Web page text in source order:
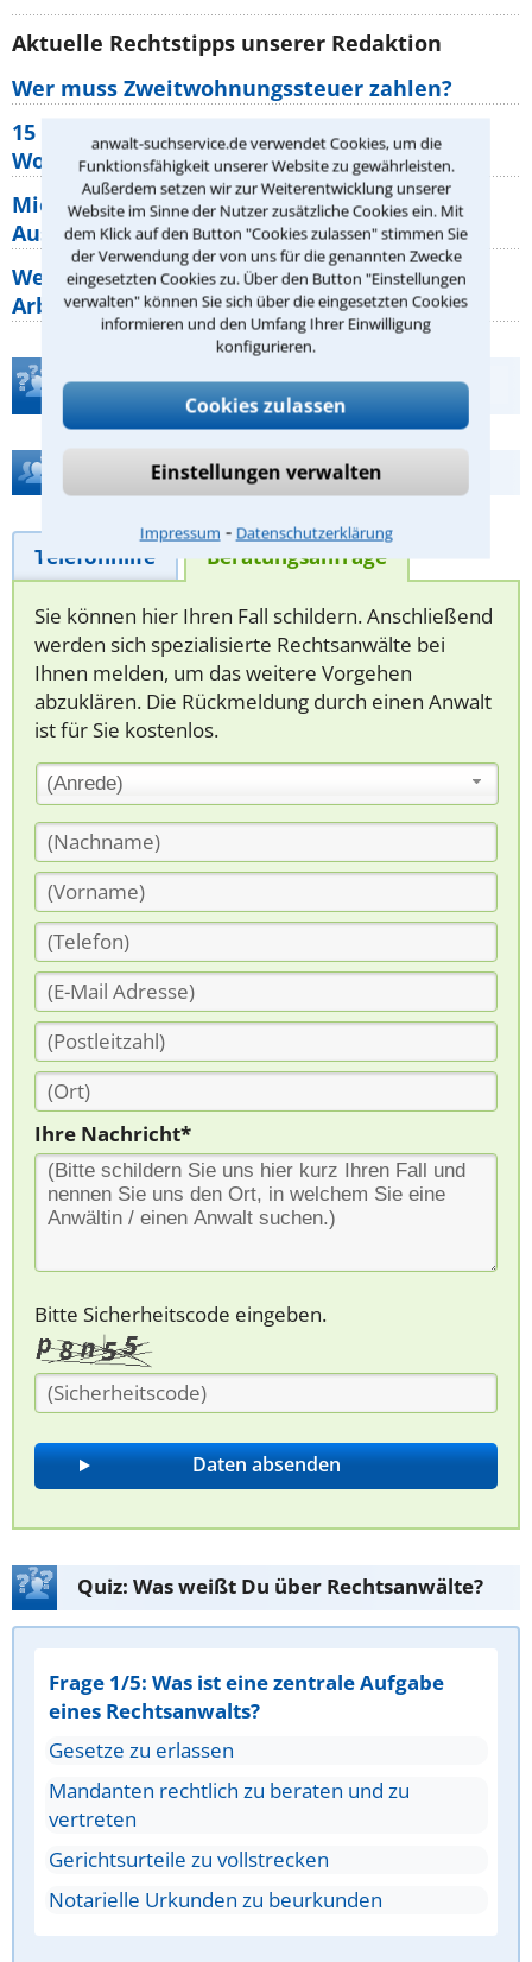
anwalt-suchservice.de verwendet Cookies, um die
Funktionsfähigkeit unserer Website zu gewährleisten.
Außerdem setzen wir zur Weiterentwicklung unserer
Website im Sinne der Nutzer zusätzliche Cookies ein. Mit
dem Klick auf den Button "Cookies zulassen" stimmen Sie
der Verwendung der von uns für die genannten Zwecke
eingesetzten Cookies zu. Über den Button "Einstellungen
verwalten" können Sie sich über die eingesetzten Cookies
informieren und den Umfang Ihrer Einwilligung
konfigurieren.
Cookies zulassen
Einstellungen verwalten
Impressum ⁃ Datenschutzerklärung
Aktuelle Rechtstipps unserer Redaktion
Wer muss Zweitwohnungssteuer zahlen?
15 elementare Rechte, die jeder
Wohnungseigentümer kennen sollte
Mietpreisbremse 2026: Alle Regeln,
Ausnahmen und Rechte für Mieter
Welche Regeln für Teilnahme, Urlaub,
Arbeitszeit gelten beim
Teste Dein Rechtswissen
Hilfe bei Ihrer Anwaltsuche?
Telefonhilfe Beratungsanfrage
Sie können hier Ihren Fall schildern. Anschließend
werden sich spezialisierte Rechtsanwälte bei
Ihnen melden, um das weitere Vorgehen
abzuklären. Die Rückmeldung durch einen Anwalt
ist für Sie kostenlos.
(Anrede)
Ihre Nachricht*
Bitte Sicherheitscode eingeben.
Quiz: Was weißt Du über Rechtsanwälte?
Frage 1/5: Was ist eine zentrale Aufgabe
eines Rechtsanwalts?
Gesetze zu erlassen
Mandanten rechtlich zu beraten und zu
vertreten
Gerichtsurteile zu vollstrecken
Notarielle Urkunden zu beurkunden